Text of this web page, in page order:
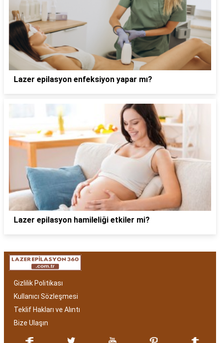
Lazer epilasyon enfeksiyon yapar mı?
Lazer epilasyon hamileliği etkiler mi?
Gizlilik Politikası
Kullanıcı Sözleşmesi
Teklif Hakları ve Alıntı
Bize Ulaşın